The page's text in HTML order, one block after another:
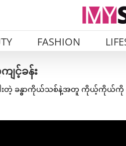
FASHION
ျင့်ခန်း
ါးတဲ့ ခန္ဓာကိုယ်သစ်နဲ့အတူ ကိုယ့်ကိုယ်